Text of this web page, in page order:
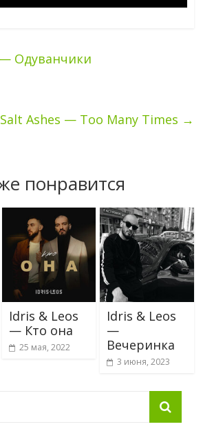
Одуванчики
Salt Ashes — Too Many Times →
понравится
Idris & Leos
— Кто она
25 мая, 2022
Idris & Leos
—
Вечеринка
3 июня, 2023